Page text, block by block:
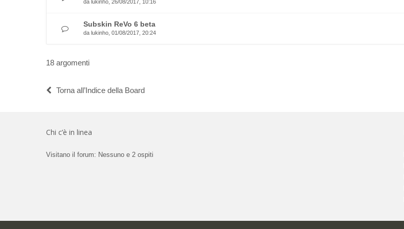
da lukinho , 26/08/2017, 10:16
Subskin ReVo 6 beta
da lukinho , 01/08/2017, 20:24
18 argomenti
Torna all’Indice della Board
Chi c’è in linea
Visitano il forum: Nessuno e 2 ospiti